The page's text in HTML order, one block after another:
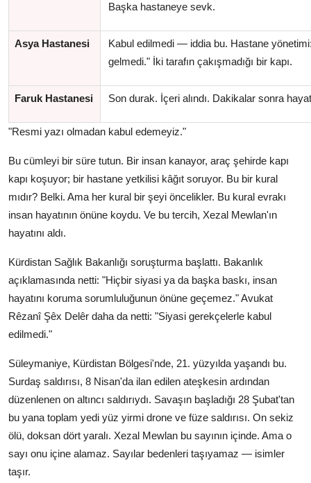
Başka hastaneye sevk.
Asya Hastanesi
Kabul edilmedi — iddia bu. Hastane
gelmedi." İki tarafın çakışmadığı bir kapı.
Faruk Hastanesi Son durak. İçeri alındı. Dakikalar sonra
"Resmi yazı olmadan kabul edemeyiz."
Bu cümleyi bir süre tutun. Bir insan kanayor, araç şehirde kapı
kapı koşuyor; bir hastane yetkilisi kâğıt soruyor. Bu bir kural
mıdır? Belki. Ama her kural bir şeyi öncelikler. Bu kural evrakı
insan hayatının önüne koydu. Ve bu tercih, Xezal Mewlan'ın
hayatını aldı.
Kürdistan Sağlık Bakanlığı soruşturma başlattı. Bakanlık
açıklamasında netti: "Hiçbir siyasi ya da başka baskı, insan
hayatını koruma sorumluluğunun önüne geçemez." Avukat
Rêzanî Şêx Delêr daha da netti: "Siyasi gerekçelerle kabul
edilmedi."
Süleymaniye, Kürdistan Bölgesi'nde, 21. yüzyılda yaşandı bu.
Surdaş saldırısı, 8 Nisan'da ilan edilen ateşkesin ardından
düzenlenen on altıncı saldırıydı. Savaşın başladığı 28 Şubat'tan
bu yana toplam yedi yüz yirmi drone ve füze saldırısı. On sekiz
ölü, doksan dört yaralı. Xezal Mewlan bu sayının içinde. Ama o
sayı onu içine alamaz. Sayılar bedenleri taşıyamaz — isimler
taşır.